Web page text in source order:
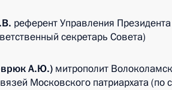
референт Управления
секретарь Совета)
А.Ю.) митрополит
Московского патриархата (по